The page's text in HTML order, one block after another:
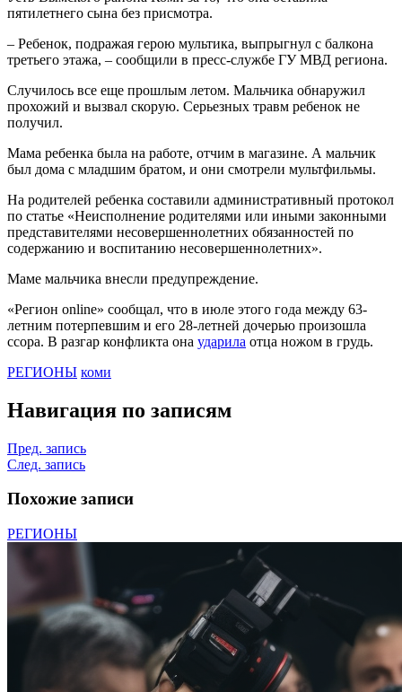
пятилетнего сына без присмотра.
– Ребенок, подражая герою мультика, выпрыгнул с балкона
третьего этажа, – сообщили в пресс-службе ГУ МВД региона.
Случилось все еще прошлым летом. Мальчика обнаружил
прохожий и вызвал скорую. Серьезных травм ребенок не
получил.
Мама ребенка была на работе, отчим в магазине. А мальчик
был дома с младшим братом, и они смотрели мультфильмы.
На родителей ребенка составили административный протокол
по статье «Неисполнение родителями или иными законными
представителями несовершеннолетних обязанностей по
содержанию и воспитанию несовершеннолетних».
Маме мальчика внесли предупреждение.
«Регион online» сообщал, что в июле этого года между 63-
летним потерпевшим и его 28-летней дочерью произошла
ссора. В разгар конфликта она ударила отца ножом в грудь.
РЕГИОНЫ коми
Навигация по записям
Пред. запись
След. запись
Похожие записи
РЕГИОНЫ